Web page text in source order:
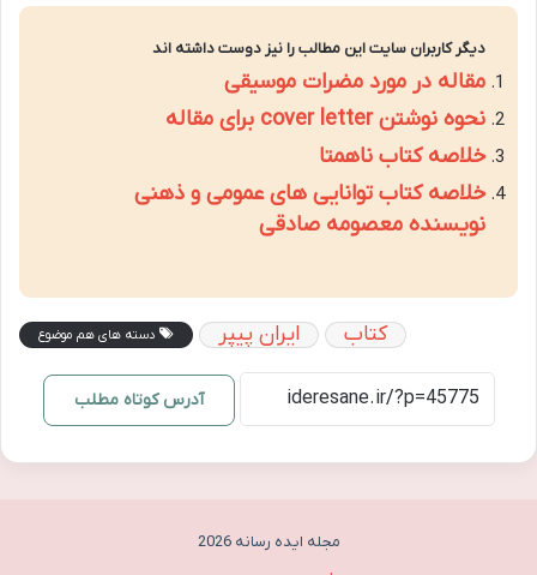
دیگر کاربران سایت این مطالب را نیز دوست داشته اند
مقاله در مورد مضرات موسیقی
نحوه نوشتن cover letter برای مقاله
خلاصه کتاب ناهمتا
خلاصه کتاب توانایی های عمومی و ذهنی
نویسنده معصومه صادقی
دسته های هم موضوع ایران پیپر کتاب
آدرس کوتاه مطلب
مجله ایده رسانه 2026